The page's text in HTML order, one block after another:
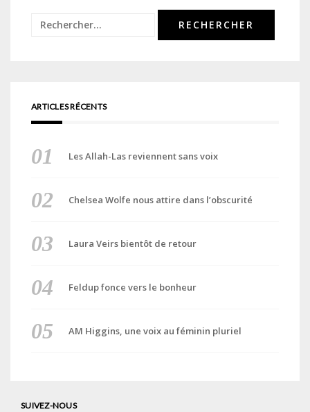
Rechercher :
ARTICLES RÉCENTS
Les Allah-Las reviennent sans voix
Chelsea Wolfe nous attire dans l’obscurité
Laura Veirs bientôt de retour
Feldup fonce vers le bonheur
AM Higgins, une voix au féminin pluriel
SUIVEZ-NOUS